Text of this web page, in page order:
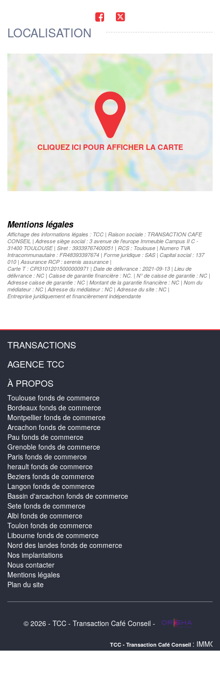
LOCALISATION
Mentions légales
Affichage des informations légales : TCC | Raison sociale : TRANSACTION CAFE
CONSEIL | Adresse siège social : 3 avenue de l'europe Immeuble Campus II C -
31400 TOULOUSE | Siret : 39339767400051 | RCS : Toulouse | Numero TVA
Intracommunautaire : FR48393397674 | Forme juridique : SAS | Capital social : 137
010 | Assurance RCP : serenis assurance |
Carte T : CPI31012015000000971 | Date de délivrance : 2021-09-13 | Lieu de
délivrance : NC | Caisse de garantie financière : NC. | N° de caisse de garantie : NC |
Adresse caisse de garantie : NC | Montant de la garantie financière : NC | Nom du
médiateur : NC | Adresse du médiateur : NC | Adresse du site : NC |
Entreprise juridiquement et financièrement indépendante
TRANSACTIONS
AGENCE TCC
À PROPOS
Toulouse fonds de commerce
Bordeaux fonds de commerce
Montpellier fonds de commerce
Arcachon fonds de commerce
Pau fonds de commerce
Grenoble fonds de commerce
Paris fonds de commerce
herault fonds de commerce
Beziers fonds de commerce
Langon fonds de commerce
Bassin d'arcachon fonds de commerce
Sete fonds de commerce
Albi fonds de commerce
Toulon fonds de commerce
Libourne fonds de commerce
Nord des landes fonds de commerce
Nos implantations
Nous contacter
Mentions légales
Plan du site
© 2026 - TCC - Transaction Café Conseil -
TCC - Transaction Café Conseil : IMMOBILIER